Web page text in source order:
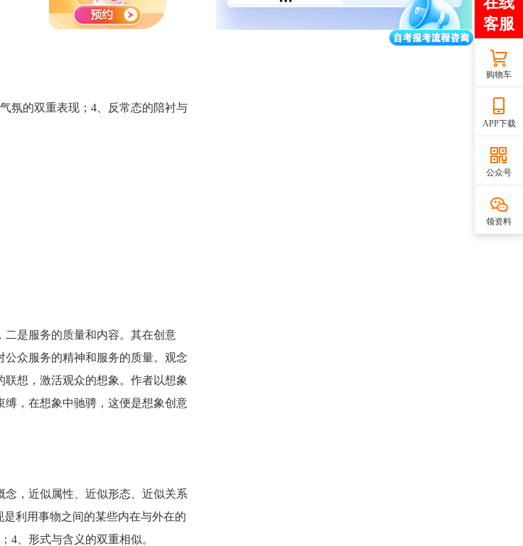
的双重表现；4、反常态的陪衬与
是服务的质量和内容。其在创意
众服务的精神和服务的质量。观念
想，激活观众的想象。作者以想象
，在想象中驰骋，这便是想象创意
，近似属性、近似形态、近似关系
利用事物之间的某些内在与外在的
4、形式与含义的双重相似。
购物车
APP下载
公众号
领资料